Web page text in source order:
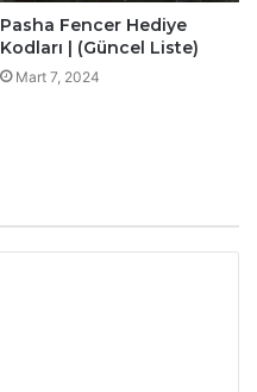
Pasha Fencer Hediye
Kodları | (Güncel Liste)
Mart 7, 2024